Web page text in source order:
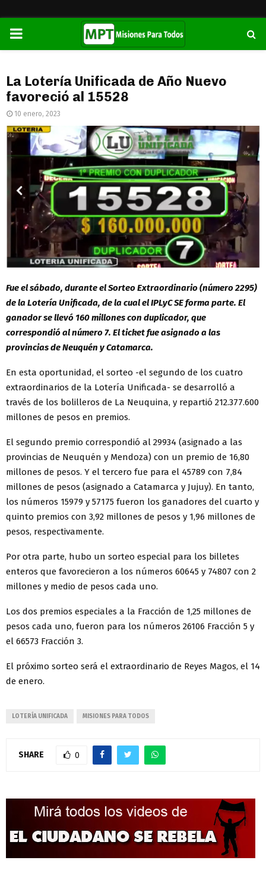
PRIMARY
La Lotería Unificada de Año Nuevo
favoreció al 15528
10 enero, 2023
Fue el sábado, durante el Sorteo Extraordinario (número 2295)
de la Lotería Unificada, de la cual el IPLyC SE forma parte. El
ganador se llevó 160 millones con duplicador, que
correspondió al número 7. El ticket fue asignado a las
provincias de Neuquén y Catamarca.
En esta oportunidad, el sorteo -el segundo de los cuatro
extraordinarios de la Lotería Unificada- se desarrolló a
través de los bolilleros de La Neuquina, y repartió 212.377.600
millones de pesos en premios.
El segundo premio correspondió al 29934 (asignado a las
provincias de Neuquén y Mendoza) con un premio de 16,80
millones de pesos. Y el tercero fue para el 45789 con 7,84
millones de pesos (asignado a Catamarca y Jujuy). En tanto,
los números 15979 y 57175 fueron los ganadores del cuarto y
quinto premios con 3,92 millones de pesos y 1,96 millones de
pesos, respectivamente.
Por otra parte, hubo un sorteo especial para los billetes
enteros que favorecieron a los números 60645 y 74807 con 2
millones y medio de pesos cada uno.
Los dos premios especiales a la Fracción de 1,25 millones de
pesos cada uno, fueron para los números 26106 Fracción 5 y
el 66573 Fracción 3.
El próximo sorteo será el extraordinario de Reyes Magos, el 14
de enero.
LOTERÍA UNIFICADA MISIONES PARA TODOS
SHARE 0